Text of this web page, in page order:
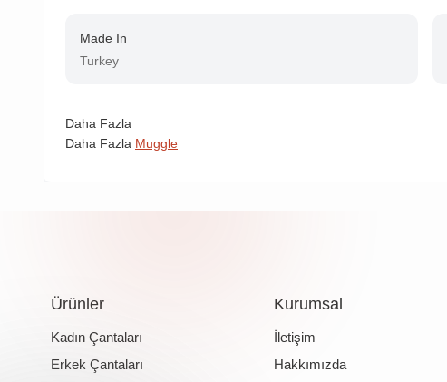
Made In
Turkey
Daha Fazla
Daha Fazla Muggle
Ürünler
Kadın Çantaları
Erkek Çantaları
Kurumsal
İletişim
Hakkımızda